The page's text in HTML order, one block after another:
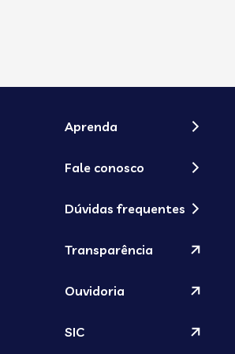
Aprenda
Fale conosco
Dúvidas frequentes
Transparência
Ouvidoria
SIC